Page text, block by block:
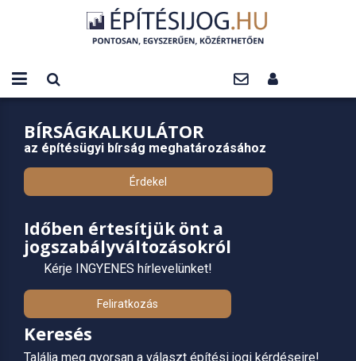
BÍRSÁGKALKULÁTOR
az építésügyi bírság meghatározásához
Érdekel
Időben értesítjük önt a
jogszabályváltozásokról
Kérje INGYENES hírlevelünket!
Feliratkozás
Keresés
Találja meg gyorsan a választ építési jogi kérdéseire!